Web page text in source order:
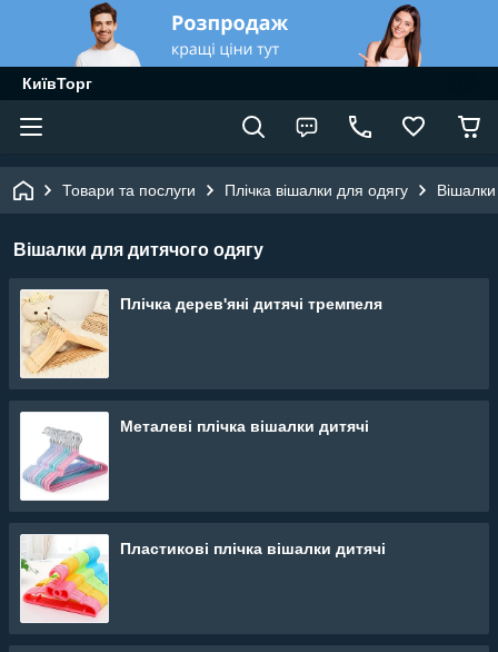
КиївТорг
Товари та послуги Плічка вішалки для одягу
Вішалки для дитячого одягу
Плічка дерев'яні дитячі тремпеля
Металеві плічка вішалки дитячі
Пластикові плічка вішалки дитячі